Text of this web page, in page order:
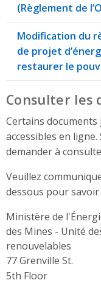
(Règlement de
Modification du
de projet
restaurer le
Consulter les
Certains
accessibles en
demander à
Veuillez
dessous pour savoir
Ministère de
des Mines - Unité
renouvelables
Address
77 Grenville St.
5th Floor